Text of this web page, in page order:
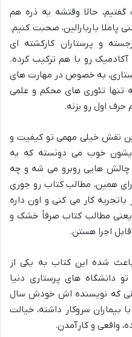
گفتیم، حالا وقتشه یه ذره هم
پاملا باربارالین، صحبت کنیم.
و پرستاران کارکشته ای
رو با هم ترکیب کرده.
به خصوص در مهارت های
تنها تئوری های محکم و علمی
حرف اول رو بزنه.
نقش خیلی مهمی تو کیفیت و
ایشون خوب می دونسته که یه
چالش هایی روبرو می شه و چه
همین، مطالب کتاب رو جوری
باتجربه کار می کنی و اون داره
مطالب کتاب صرفاً خشک و
اجرا هستن.
شده این کتاب به یکی از
دانشگاه های پرستاری دنیا
که نویسنده اش خودش سال
سروکار داشته، خیالت
واقعی و کارآمدن.